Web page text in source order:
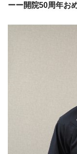
ーー開院50周年お